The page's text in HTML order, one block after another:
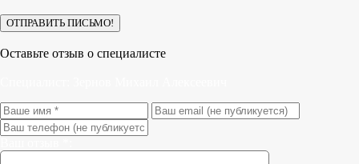
Оставьте отзыв о специалисте